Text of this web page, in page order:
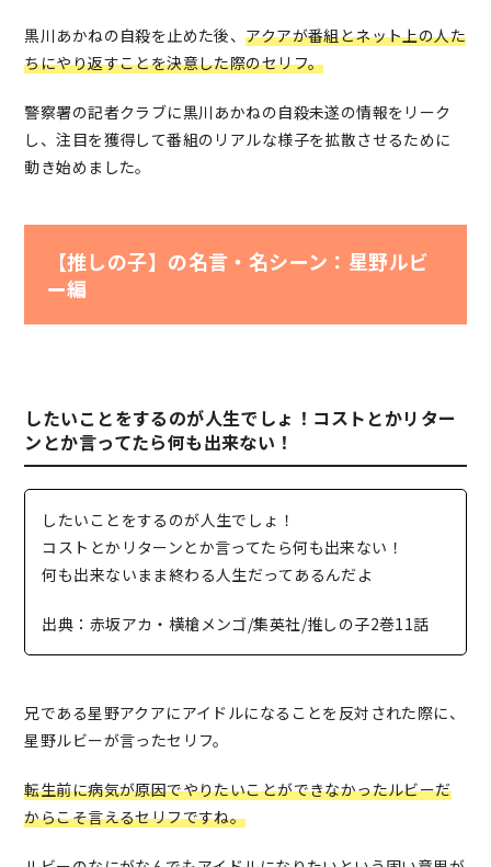
黒川あかねの自殺を止めた後、アクアが番組とネット上の人た
ちにやり返すことを決意した際のセリフ。
警察署の記者クラブに黒川あかねの自殺未遂の情報をリーク
し、注目を獲得して番組のリアルな様子を拡散させるために
動き始めました。
【推しの子】の名言・名シーン：星野ルビ
ー編
したいことをするのが人生でしょ！コストとかリター
ンとか言ってたら何も出来ない！
したいことをするのが人生でしょ！
コストとかリターンとか言ってたら何も出来ない！
何も出来ないまま終わる人生だってあるんだよ
出典：赤坂アカ・横槍メンゴ/集英社/推しの子2巻11話
兄である星野アクアにアイドルになることを反対された際に、
星野ルビーが言ったセリフ。
転生前に病気が原因でやりたいことができなかったルビーだ
からこそ言えるセリフですね。